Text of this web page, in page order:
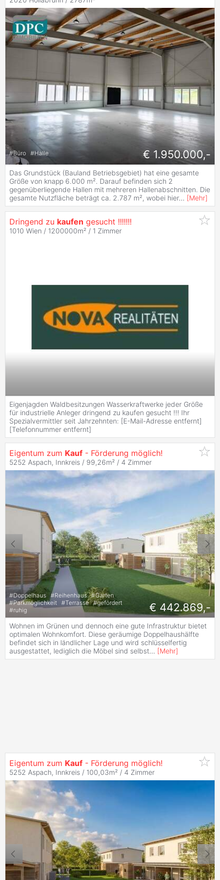
#Büro #Halle € 1.950.000,-
Das Grundstück (Bauland Betriebsgebiet) hat eine gesamte
Größe von knapp 6.000 m². Darauf befinden sich 2
gegenüberliegende Hallen mit mehreren Hallenabschnitten. Die
gesamte Nutzfläche beträgt ca. 2.787 m², wobei hier... [Mehr]
Dringend zu kaufen gesucht !!!!!!!
1010 Wien / 1200000m² / 1 Zimmer
Eigenjagden Waldbesitzungen Wasserkraftwerke jeder Größe
für industrielle Anleger dringend zu kaufen gesucht !!! Ihr
Spezialvermittler seit Jahrzehnten: [E-Mail-Adresse entfernt]
[Telefonnummer entfernt]
Eigentum zum Kauf - Förderung möglich!
5252 Aspach, Innkreis / 99,26m² / 4 Zimmer
#Doppelhaus #Reihenhaus #Garten
#Parkmöglichkeit #Terrasse #gefördert
#ruhig € 442.869,-
Wohnen im Grünen und dennoch eine gute Infrastruktur bietet
optimalen Wohnkomfort. Diese geräumige Doppelhaushälfte
befindet sich in ländlicher Lage und wird schlüsselfertig
ausgestattet, lediglich die Möbel sind selbst... [Mehr]
Eigentum zum Kauf - Förderung möglich!
5252 Aspach, Innkreis / 100,03m² / 4 Zimmer